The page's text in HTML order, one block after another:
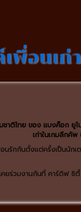
พื่อนเก่
าติไทย ของ แบงค็อก ยูไ
เก่าในเกมลีกคั
นรักกันตั้งแต่ครั้งเป็นนักเ
คยร่วมงานกันที่ คาร์ดิฟ ซิ